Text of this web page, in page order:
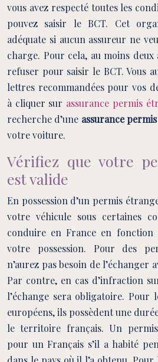
vous avez respecté toutes les
pouvez saisir le BCT. Cet
adéquate si aucun assureur ne
charge. Pour cela, au moins
refuser pour saisir le BCT. Vous
lettres recommandées pour vos
à cliquer sur assurance permis
recherche d’une assurance
votre voiture.
Vérifiez que votre
est valide
En possession d’un permis
votre véhicule sous certaines
conduire en France en
votre possession. Pour des
n’aurez pas besoin de l’échanger
Par contre, en cas d’infraction
l’échange sera obligatoire. Pour
européens, ils possèdent une
le territoire français. Un
pour un Français s’il a habité